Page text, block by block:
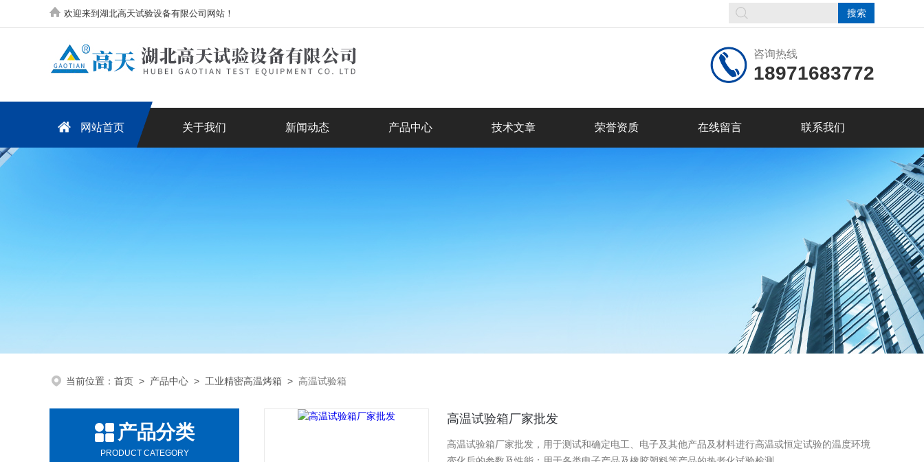
欢迎来到湖北高天试验设备有限公司网站！
咨询热线
18971683772
网站首页 关于我们 新闻动态 产品中心 技术文章 荣誉资质 在线留言 联系我们
当前位置： 首页 > 产品中心 > 工业精密高温烤箱 > 高温试验箱
产品分类
PRODUCT CATEGORY
高温试验箱厂家批发
高温试验箱厂家批发，用于测试和确定电工、电子及其他产品及材料进行高温或恒定试验的温度环境